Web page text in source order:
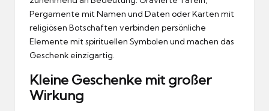
Pergamente mit Namen und Daten oder Karten mit
religiösen Botschaften verbinden persönliche
Elemente mit spirituellen Symbolen und machen das
Geschenk einzigartig.
Kleine Geschenke mit großer
Wirkung